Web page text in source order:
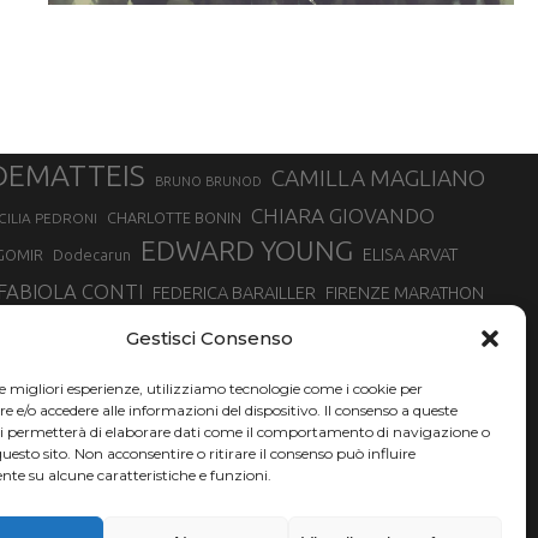
Gestisci Consenso
migliori esperienze, utilizziamo tecnologie come i cookie per
e/o accedere alle informazioni del dispositivo. Il consenso a queste
permetterà di elaborare dati come il comportamento di navigazione o
sito. Non acconsentire o ritirare il consenso può influire
su alcune caratteristiche e funzioni.
BRUNO BRUNOD CAMILLA MAGLIANO
PEDRONI CHARLOTTE BONIN CHIARA GIOVANDO
Dodecarun EDWARD YOUNG ELISA ARVAT
FABIOLA CONTI FEDERICA BARAILLER FIRENZE MARATHON
GIOVANNA EPIS GIULIANO CAVALLO
DI TORINO MARATONINA MARCELLA BELLETTI MARCO OLMO
MONVISO VERTICAL RACE NADIA BATTOCLETTI
BONALDI SILVIA RAMPAZZO